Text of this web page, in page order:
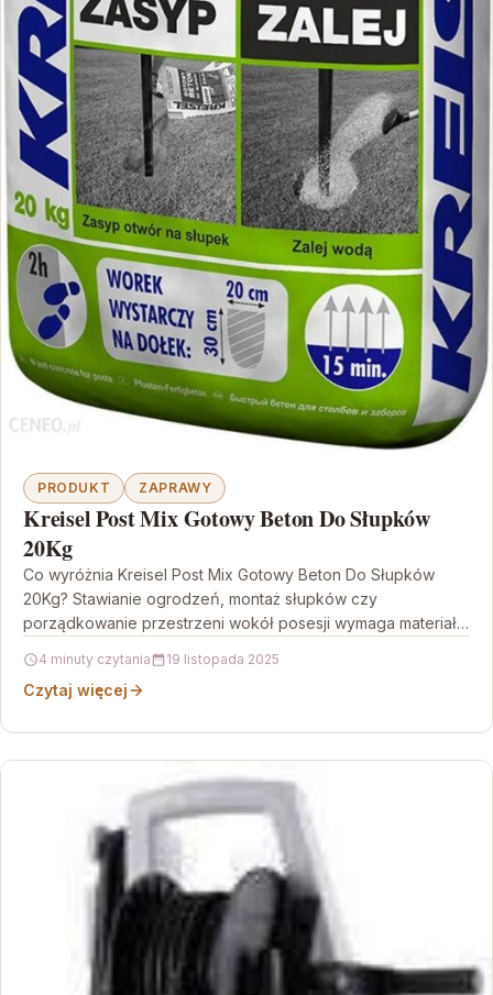
PRODUKT ZAPRAWY
Kreisel Post Mix Gotowy Beton Do Słupków
20Kg
Co wyróżnia Kreisel Post Mix Gotowy Beton Do Słupków
20Kg? Stawianie ogrodzeń, montaż słupków czy
porządkowanie przestrzeni wokół posesji wymaga materiału,
4 minuty czytania 19 listopada 2025
Czytaj więcej